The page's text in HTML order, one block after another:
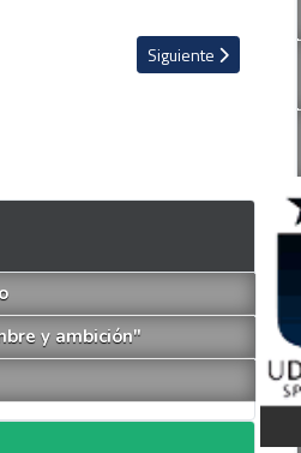
Artículo siguiente:
Siguiente
y ambición"